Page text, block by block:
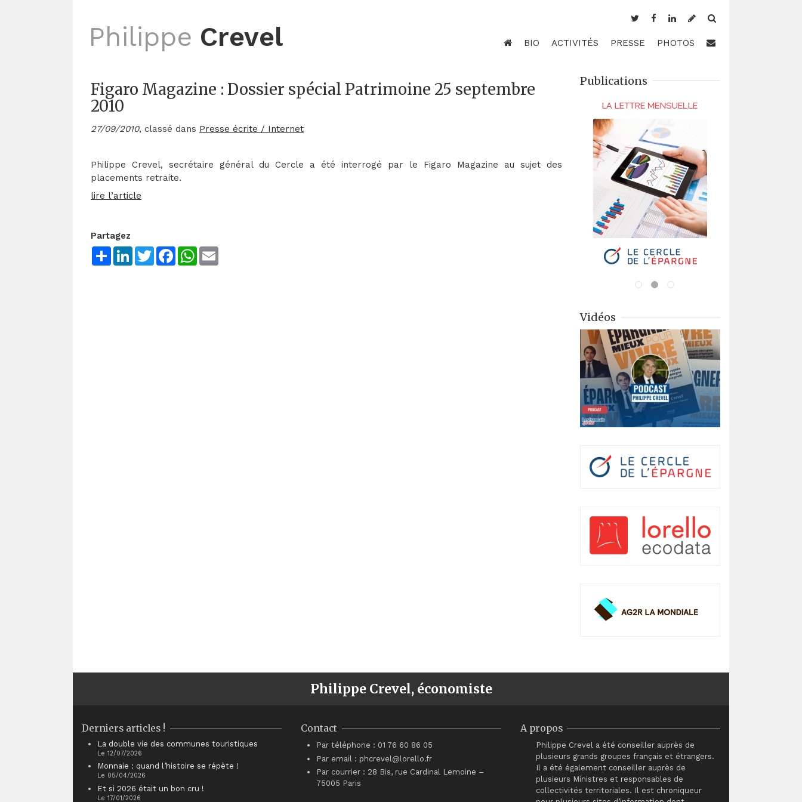
Philippe Crevel BIO ACTIVITÉS PRESSE PHOTOS
Figaro Magazine : Dossier spécial Patrimoine 25 septembre
2010
27/09/2010, classé dans Presse écrite / Internet
Philippe Crevel, secrétaire général du Cercle a été interrogé par le Figaro Magazine au sujet des
placements retraite.
lire l’article
Partagez
ShareLinkedInTwitterFacebookWhatsApp
Publications
Vidéos
Philippe Crevel, économiste
Derniers articles !
La double vie des communes touristiques
Le 12/07/2026
Monnaie : quand l’histoire se répète !
Le 05/04/2026
Et si 2026 était un bon cru !
Le 17/01/2026
Contact
Par téléphone : 01 76 60 86 05
Par email : phcrevel@lorello.fr
Par courrier : 28 Bis, rue Cardinal Lemoine –
75005 Paris
A propos
Philippe Crevel a été conseiller auprès de
plusieurs grands groupes français et étrangers.
Il a été également conseiller auprès de
plusieurs Ministres et responsables de
collectivités territoriales. Il est chroniqueur